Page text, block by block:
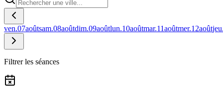
ven.07aoûtsam.08aoûtdim.09aoûtlun.10aoûtmar.11aoûtmer.12août
Filtrer les séances